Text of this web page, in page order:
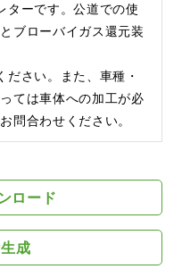
ターです。公道での使
ブローバイガス還元装
さい。また、車種・
ては車体への加工が必
問合わせください。
ロード
成